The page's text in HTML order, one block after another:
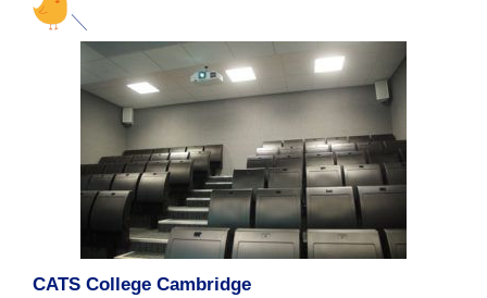
CATS College Cambridge